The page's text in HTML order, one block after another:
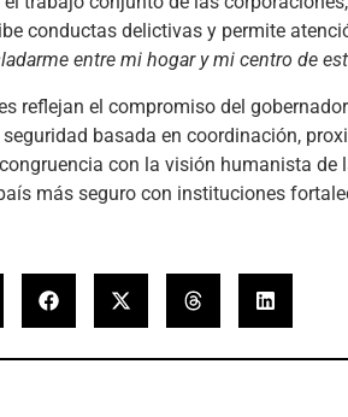
conductas delictivas y permite
entre mi hogar y mi centro de
reflejan el compromiso del gobernador
basada en coordinación,
con la visión humanista de
más seguro con instituciones